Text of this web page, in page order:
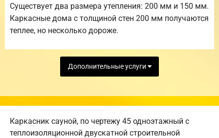
Существует два размера утепления: 200 мм и 150 мм.
Каркасные дома с толщиной стен 200 мм получаются
теплее, но несколько дороже.
Дополнительные услуги
Каркасник сауной, по чертежу 45 одноэтажный с
теплоизоляционной двускатной строительной